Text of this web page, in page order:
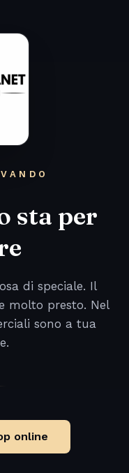
sta per
di speciale. Il
molto presto. Nel
sono a tua
online